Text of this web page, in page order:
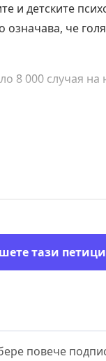
и детските
че
8 000 случая на
за
тази
повече